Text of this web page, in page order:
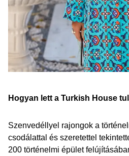
Hogyan lett a Turkish House
Szenvedéllyel rajongok a
csodálattal és szeretettel
200 történelmi épület